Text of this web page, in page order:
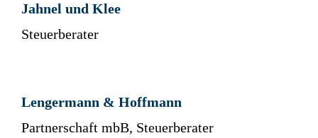
Jahnel und Klee
Steuerberater
Lengermann & Hoffmann
Partnerschaft mbB, Steuerberater